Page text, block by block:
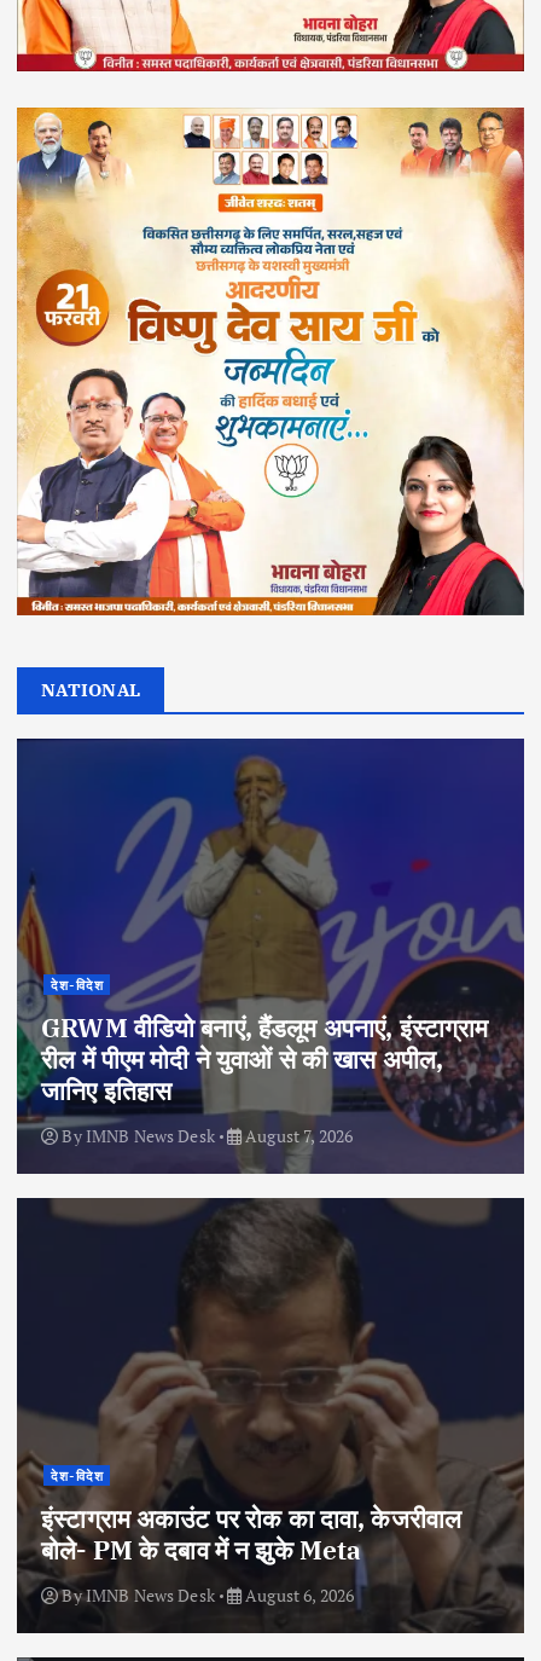
NATIONAL
देश-विदेश
GRWM वीडियो बनाएं, हैंडलूम अपनाएं, इंस्टाग्राम
रील में पीएम मोदी ने युवाओं से की खास अपील,
जानिए इतिहास
By IMNB News Desk August 7, 2026
देश-विदेश
इंस्टाग्राम अकाउंट पर रोक का दावा, केजरीवाल
बोले- PM के दबाव में न झुके Meta
ByIMNB News Desk August 6, 2026